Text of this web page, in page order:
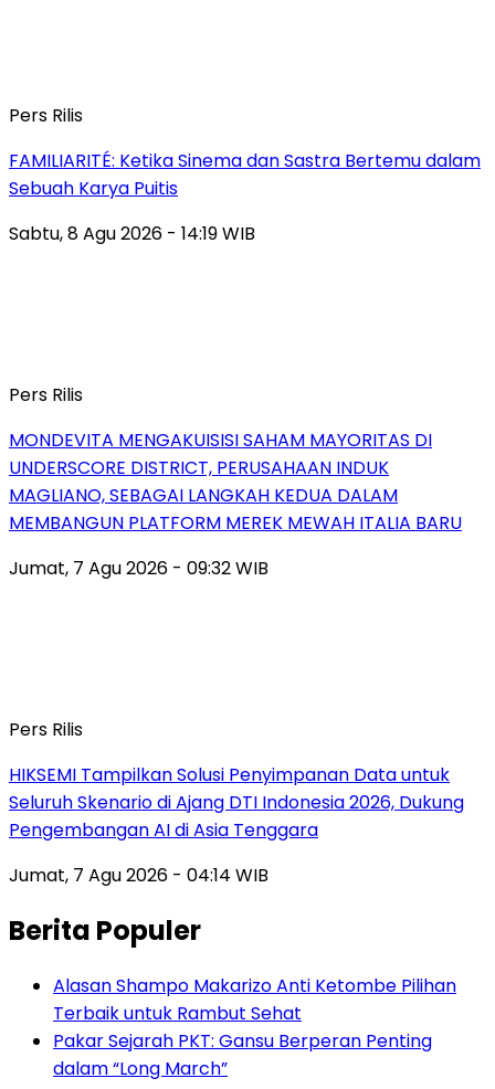
Pers Rilis
FAMILIARITÉ: Ketika Sinema dan Sastra Bertemu dalam
Sebuah Karya Puitis
Sabtu, 8 Agu 2026 - 14:19 WIB
Pers Rilis
MONDEVITA MENGAKUISISI SAHAM MAYORITAS DI
UNDERSCORE DISTRICT, PERUSAHAAN INDUK
MAGLIANO, SEBAGAI LANGKAH KEDUA DALAM
MEMBANGUN PLATFORM MEREK MEWAH ITALIA BARU
Jumat, 7 Agu 2026 - 09:32 WIB
Pers Rilis
HIKSEMI Tampilkan Solusi Penyimpanan Data untuk
Seluruh Skenario di Ajang DTI Indonesia 2026, Dukung
Pengembangan AI di Asia Tenggara
Jumat, 7 Agu 2026 - 04:14 WIB
Berita Populer
Alasan Shampo Makarizo Anti Ketombe Pilihan
Terbaik untuk Rambut Sehat
Pakar Sejarah PKT: Gansu Berperan Penting
dalam “Long March”